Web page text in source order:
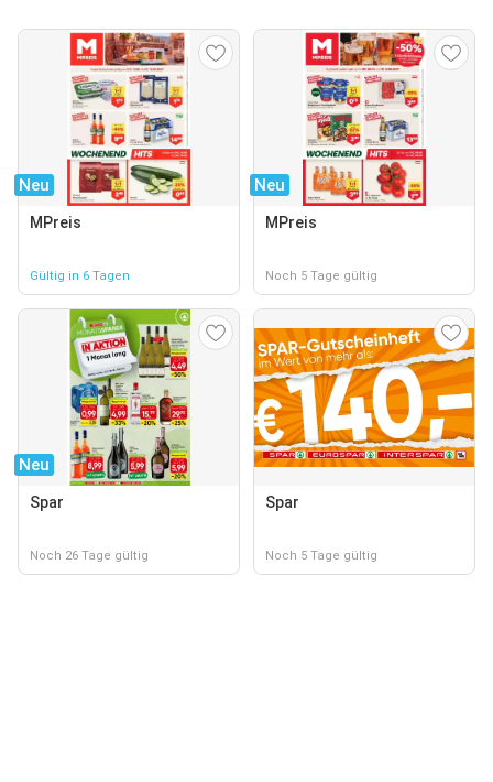
Neu
MPreis
Gültig in 6 Tagen
Neu
MPreis
Noch 5 Tage gültig
Neu
Spar
Noch 26 Tage gültig
Spar
Noch 5 Tage gültig